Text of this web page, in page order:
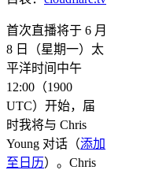
首次直播将于 6 月
8 日（星期一）太
平洋时间中午
12:00（1900
UTC）开始，届
时我将与 Chris
Young 对话（添加
至日历）。Chris